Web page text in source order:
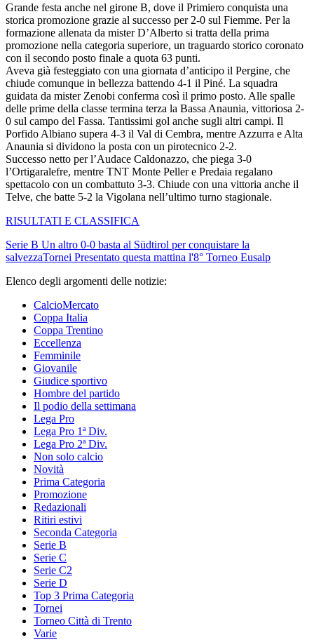
Grande festa anche nel girone B, dove il Primiero conquista una
storica promozione grazie al successo per 2-0 sul Fiemme. Per la
formazione allenata da mister D’Alberto si tratta della prima
promozione nella categoria superiore, un traguardo storico coronato
con il secondo posto finale a quota 63 punti.
Aveva già festeggiato con una giornata d’anticipo il Pergine, che
chiude comunque in bellezza battendo 4-1 il Piné. La squadra
guidata da mister Zenobi conferma così il primo posto. Alle spalle
delle prime della classe termina terza la Bassa Anaunia, vittoriosa 2-
0 sul campo del Fassa. Tantissimi gol anche sugli altri campi. Il
Porfido Albiano supera 4-3 il Val di Cembra, mentre Azzurra e Alta
Anaunia si dividono la posta con un pirotecnico 2-2.
Successo netto per l’Audace Caldonazzo, che piega 3-0
l’Ortigaralefre, mentre TNT Monte Peller e Predaia regalano
spettacolo con un combattuto 3-3. Chiude con una vittoria anche il
Telve, che batte 5-2 la Vigolana nell’ultimo turno stagionale.
RISULTATI E CLASSIFICA
Serie B Un altro 0-0 basta al Südtirol per conquistare la
salvezzaTornei Presentato questa mattina l'8° Torneo Eusalp
Elenco degli argomenti delle notizie:
CalcioMercato
Coppa Italia
Coppa Trentino
Eccellenza
Femminile
Giovanile
Giudice sportivo
Hombre del partido
Il podio della settimana
Lega Pro
Lega Pro 1ª Div.
Lega Pro 2ª Div.
Non solo calcio
Novità
Prima Categoria
Promozione
Redazionali
Ritiri estivi
Seconda Categoria
Serie B
Serie C
Serie C2
Serie D
Top 3 Prima Categoria
Tornei
Torneo Città di Trento
Varie